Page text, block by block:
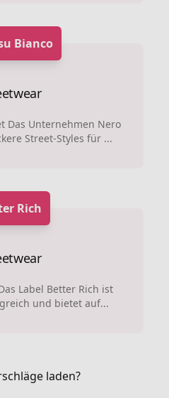
Bianco
Das Unternehmen Nero
Street-Styles für ...
Rich
Label Better Rich ist
und bietet auf...
laden?